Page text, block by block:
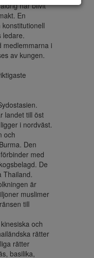
har blivit
En
ledare.
medlemmarna i
av kungen.
landet till öst
i nordväst.
och
Den
med
De
Thailand.
är
muslimer
till
och
rätter
rätter
basilika,